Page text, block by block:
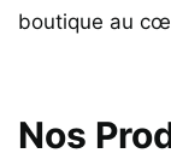
boutique au
Nos